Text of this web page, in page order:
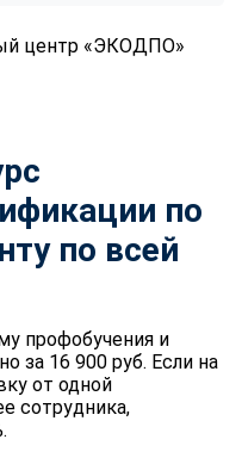
центр «ЭКОДПО»
по
по всей
профобучения и
за 16 900 руб. Если на
от одной
сотрудника,